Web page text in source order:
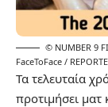
© NUMBER 9
FaceToFace /
Τα τελευταία
προτιμήσει ματ